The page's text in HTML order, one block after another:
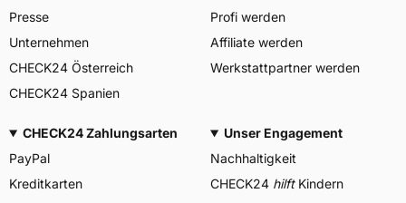
Presse
Unternehmen
CHECK24 Österreich
CHECK24 Spanien
Profi werden
Affiliate werden
Werkstattpartner werden
CHECK24 Zahlungsarten
PayPal
Kreditkarten
Unser Engagement
Nachhaltigkeit
CHECK24 hilftKindern